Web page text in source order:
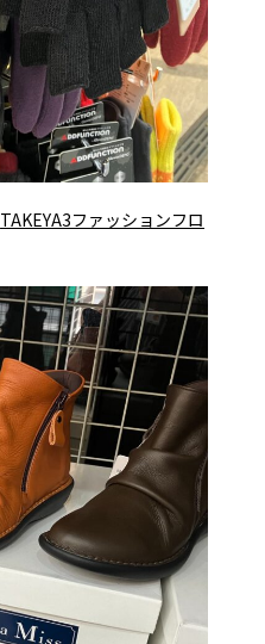
TAKEYA3ファッションフロ